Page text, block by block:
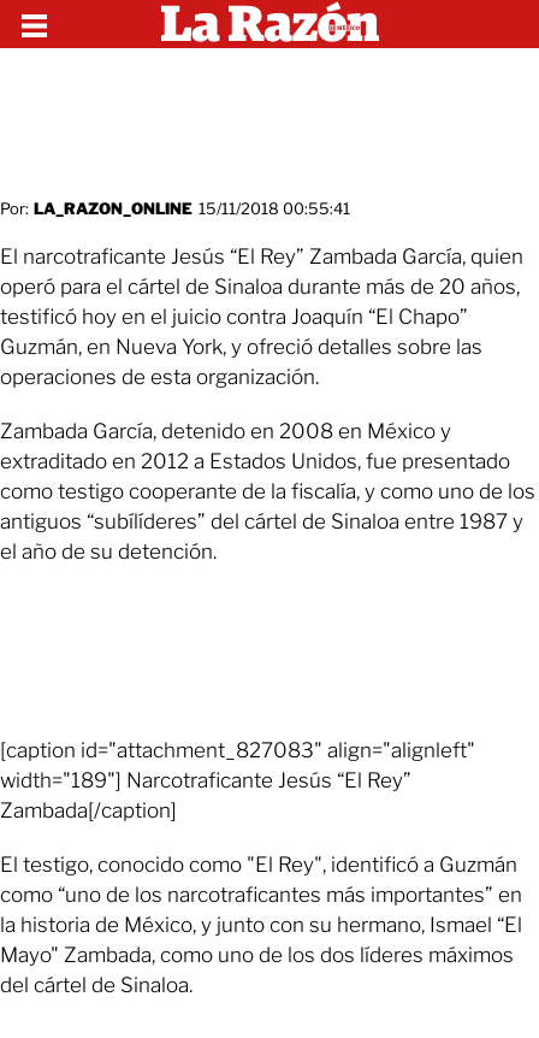
Por: LA_RAZON_ONLINE 15/11/2018 00:55:41
El narcotraficante Jesús “El Rey” Zambada García, quien
operó para el cártel de Sinaloa durante más de 20 años,
testificó hoy en el juicio contra Joaquín “El Chapo”
Guzmán, en Nueva York, y ofreció detalles sobre las
operaciones de esta organización.
Zambada García, detenido en 2008 en México y
extraditado en 2012 a Estados Unidos, fue presentado
como testigo cooperante de la fiscalía, y como uno de los
antiguos “subílíderes” del cártel de Sinaloa entre 1987 y
el año de su detención.
[caption id="attachment_827083" align="alignleft"
width="189"] Narcotraficante Jesús “El Rey”
Zambada[/caption]
El testigo, conocido como "El Rey", identificó a Guzmán
como “uno de los narcotraficantes más importantes” en
la historia de México, y junto con su hermano, Ismael “El
Mayo" Zambada, como uno de los dos líderes máximos
del cártel de Sinaloa.